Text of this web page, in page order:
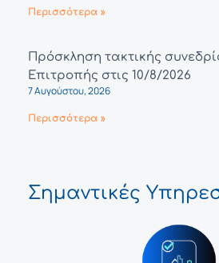
Περισσότερα »
Πρόσκληση τακτικής
Επιτροπής στις 10/8/2026
7 Αυγούστου, 2026
Περισσότερα »
Σημαντικές